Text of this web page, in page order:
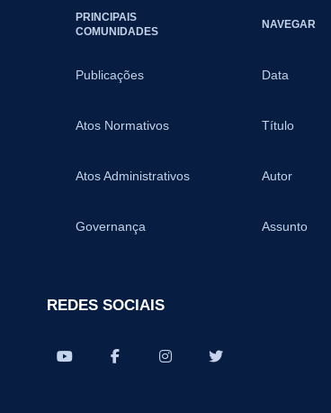
PRINCIPAIS
COMUNIDADES
Publicações
Atos Normativos
Atos Administrativos
Governança
NAVEGAR
Data
Título
Autor
Assunto
REDES SOCIAIS